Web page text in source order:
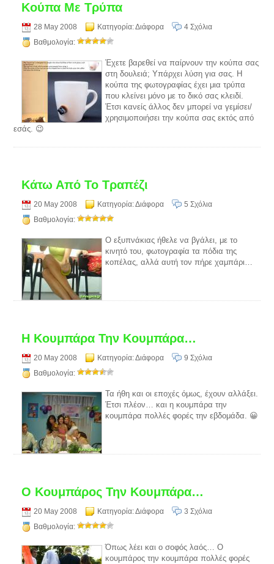
Κούπα Με Τρύπα
28 May 2008 Κατηγορία:Διάφορα
4 Σχόλια
Βαθμολογία:
Έχετε βαρεθεί να παίρνουν την κούπα σας
στη δουλειά; Υπάρχει λύση για σας. Η
κούπα της φωτογραφίας έχει μια τρύπα
που κλείνει μόνο με το δικό σας κλειδί.
Έτσι κανείς άλλος δεν μπορεί να γεμίσει/
χρησιμοποιήσει την κούπα σας εκτός από
εσάς. 😉
Κάτω Από Το Τραπέζι
20 May 2008 Κατηγορία:Διάφορα
5 Σχόλια
Βαθμολογία:
Ο εξυπνάκιας ήθελε να βγάλει, με το
κινητό του, φωτογραφία τα πόδια της
κοπέλας, αλλά αυτή τον πήρε χαμπάρι…
Η Κουμπάρα Την Κουμπάρα…
20 May 2008 Κατηγορία:Διάφορα
9 Σχόλια
Βαθμολογία:
Τα ήθη και οι εποχές όμως, έχουν αλλάξει.
Έτσι πλέον… και η κουμπάρα την
κουμπάρα πολλές φορές την εβδομάδα. 😀
Ο Κουμπάρος Την Κουμπάρα…
20 May 2008 Κατηγορία:Διάφορα
3 Σχόλια
Βαθμολογία:
Όπως λέει και ο σοφός λαός… Ο
κουμπάρος την κουμπάρα πολλές φορές